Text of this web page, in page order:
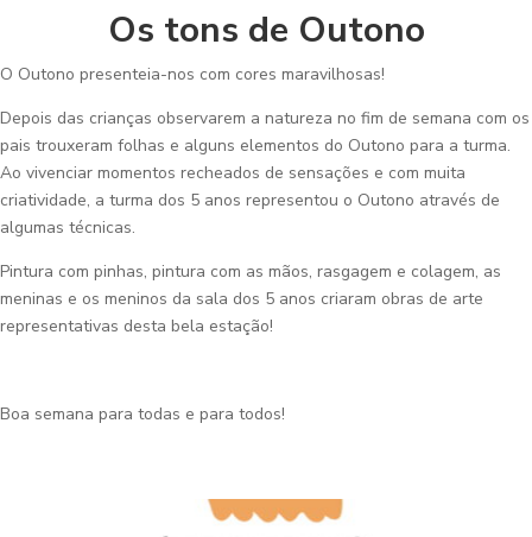
Os tons de Outono
O Outono presenteia-nos com cores maravilhosas!
Depois das crianças observarem a natureza no fim de semana com os
pais trouxeram folhas e alguns elementos do Outono para a turma.
Ao vivenciar momentos recheados de sensações e com muita
criatividade, a turma dos 5 anos representou o Outono através de
algumas técnicas.
Pintura com pinhas, pintura com as mãos, rasgagem e colagem, as
meninas e os meninos da sala dos 5 anos criaram obras de arte
representativas desta bela estação!
Boa semana para todas e para todos!